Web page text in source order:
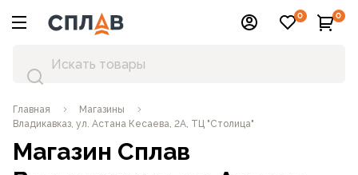
0 0
Главная
Магазины
Владикавказ, ул. Астана Кесаева, 2А, ТЦ "Столица"
Магазин Сплав